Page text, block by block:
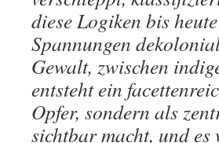
diese Logiken bis
Spannungen
Gewalt, zwischen
entsteht ein
Opfer, sondern als
sichtbar macht, und es